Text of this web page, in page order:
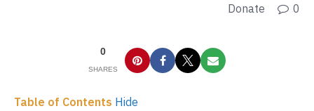
Donate 0
0
SHARES
Table of Contents Hide